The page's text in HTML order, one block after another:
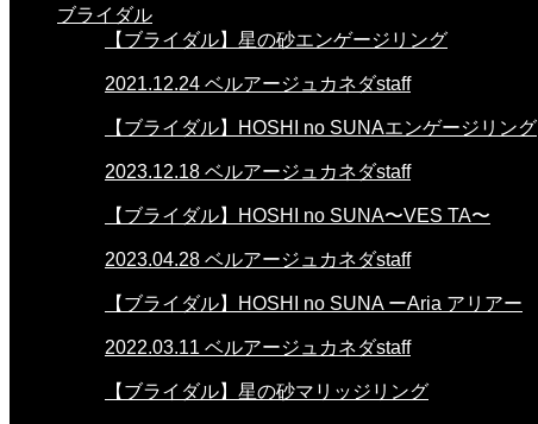
ブライダル
【ブライダル】星の砂エンゲージリング
2021.12.24 ベルアージュカネダstaff
【ブライダル】HOSHI no SUNAエンゲージリング
2023.12.18 ベルアージュカネダstaff
【ブライダル】HOSHI no SUNA〜VES TA〜
2023.04.28 ベルアージュカネダstaff
【ブライダル】HOSHI no SUNA ーAria アリアー
2022.03.11 ベルアージュカネダstaff
【ブライダル】星の砂マリッジリング